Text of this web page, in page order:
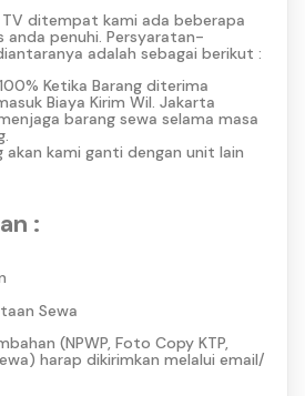
ditempat kami ada beberapa
anda penuhi. Persyaratan-
adalah sebagai berikut :
Ketika Barang diterima
Biaya Kirim Wil. Jakarta
barang sewa selama masa
akan kami ganti dengan unit lain
:
Sewa
(NPWP, Foto Copy KTP,
harap dikirimkan melalui email/